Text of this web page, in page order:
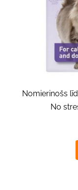
Nomierinošs
No